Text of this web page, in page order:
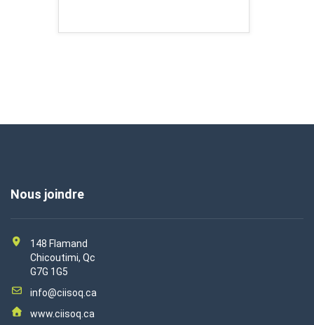
Nous joindre
148 Flamand
Chicoutimi, Qc
G7G 1G5
info@ciisoq.ca
www.ciisoq.ca